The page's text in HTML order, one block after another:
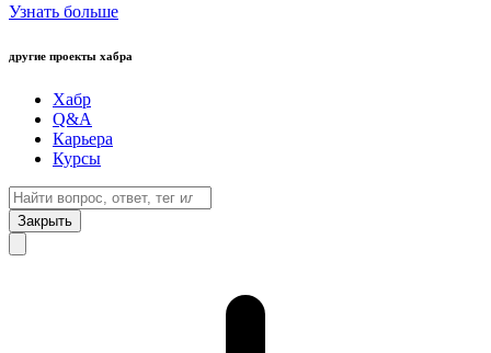
Узнать больше
другие проекты хабра
Хабр
Q&A
Карьера
Курсы
Закрыть